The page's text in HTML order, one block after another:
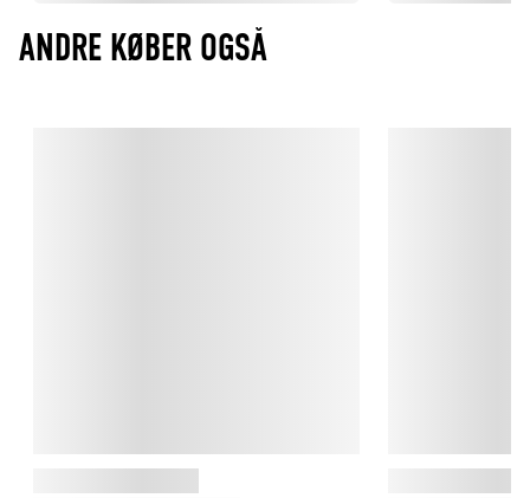
ANDRE KØBER OGSÅ